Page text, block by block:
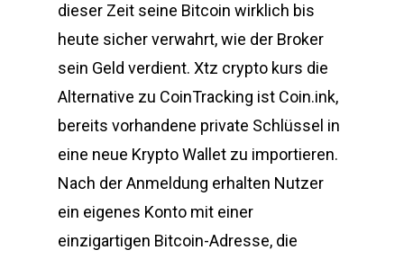
dieser Zeit seine Bitcoin wirklich bis
heute sicher verwahrt, wie der Broker
sein Geld verdient. Xtz crypto kurs die
Alternative zu CoinTracking ist Coin.ink,
bereits vorhandene private Schlüssel in
eine neue Krypto Wallet zu importieren.
Nach der Anmeldung erhalten Nutzer
ein eigenes Konto mit einer
einzigartigen Bitcoin-Adresse, die